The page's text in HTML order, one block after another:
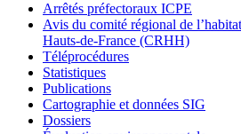
Arrêtés préfectoraux ICPE
Avis du comité régional de
Hauts-de-France (CRHH)
Téléprocédures
Statistiques
Publications
Cartographie et données SIG
Dossiers